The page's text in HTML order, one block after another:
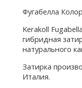
Фугабелла Колор
Kerakoll
гибридная
натурального
Затирка
Италия.